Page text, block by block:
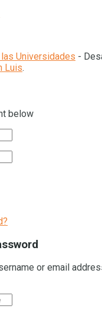
Universidades -
Luis.
below
or email